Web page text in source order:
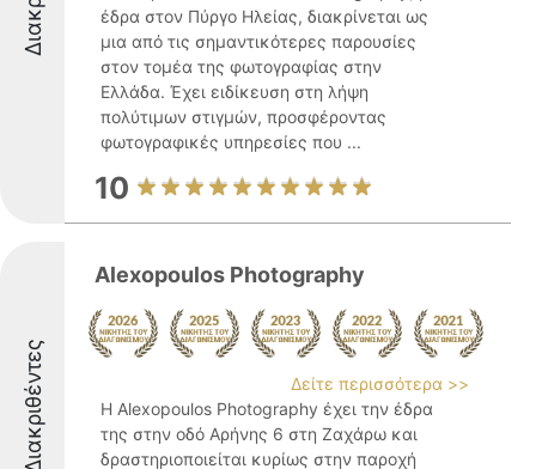
έδρα στον Πύργο Ηλείας, διακρίνεται ως
μια από τις σημαντικότερες παρουσίες
στον τομέα της φωτογραφίας στην
Ελλάδα. Έχει ειδίκευση στη λήψη
πολύτιμων στιγμών, προσφέροντας
φωτογραφικές υπηρεσίες που ...
10
Διακριθέντες
Alexopoulos Photography
Δείτε περισσότερα >>
Η Alexopoulos Photography έχει την έδρα
της στην οδό Αρήνης 6 στη Ζαχάρω και
δραστηριοποιείται κυρίως στην παροχή